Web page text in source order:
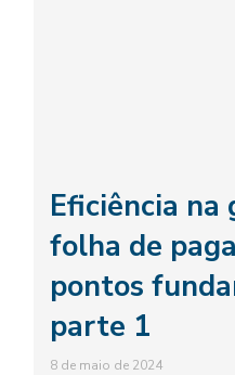
Eficiência na
folha de
pontos
parte 1
8 de maio de 2024